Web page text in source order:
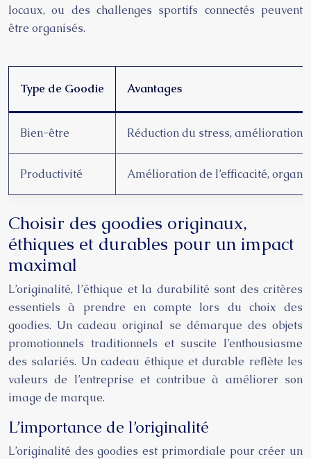
locaux, ou des challenges sportifs connectés peuvent
être organisés.
Type de Goodie Avantages
Bien-être Réduction du stress, amélioration
Productivité Amélioration de l’efficacité,
Choisir des goodies originaux,
éthiques et durables pour un impact
maximal
L’originalité, l’éthique et la durabilité sont des critères
essentiels à prendre en compte lors du choix des
goodies. Un cadeau original se démarque des objets
promotionnels traditionnels et suscite l’enthousiasme
des salariés. Un cadeau éthique et durable reflète les
valeurs de l’entreprise et contribue à améliorer son
image de marque.
L’importance de l’originalité
L’originalité des goodies est primordiale pour créer un